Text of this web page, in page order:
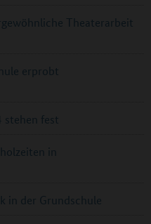
Theaterarbeit
erprobt
stehen fest
in
in der Grundschule